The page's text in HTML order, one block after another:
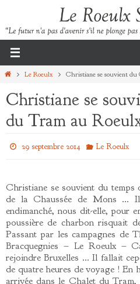
contenu
HomeLe Roeulx Christiane se souvient
Christiane se
du Tram au
29 septembre 2014 Le Roeulx
Christiane se souvient du
de la Chaussée de Mons …
endimanché, nous dit-elle, pour
poussière de charbon risquait
Passant par les campagnes de
Bracquegnies – Le Roeulx –
rejoindre Bruxelles … Il fallait
de quatre heures de voyage !
arrivée dans le Chalet du Tram,